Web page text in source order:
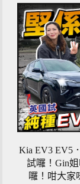
Kia EV3 EV5
試囉！Gin
囉！咁大家